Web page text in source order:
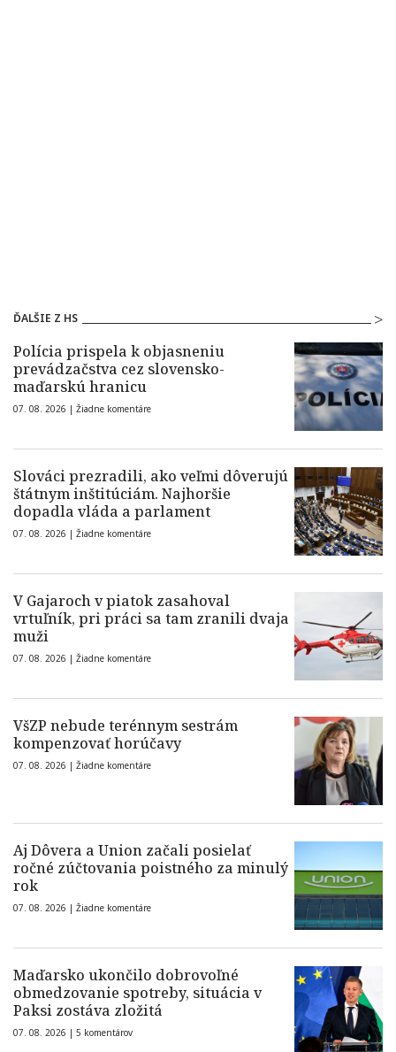
ĎALŠIE Z HS
Polícia prispela k objasneniu
prevádzačstva cez slovensko-
maďarskú hranicu
07. 08. 2026 | Žiadne komentáre
Slováci prezradili, ako veľmi dôverujú
štátnym inštitúciám. Najhoršie
dopadla vláda a parlament
07. 08. 2026 | Žiadne komentáre
V Gajaroch v piatok zasahoval
vrtuľník, pri práci sa tam zranili dvaja
muži
07. 08. 2026 | Žiadne komentáre
VšZP nebude terénnym sestrám
kompenzovať horúčavy
07. 08. 2026 | Žiadne komentáre
Aj Dôvera a Union začali posielať
ročné zúčtovania poistného za minulý
rok
07. 08. 2026 | Žiadne komentáre
Maďarsko ukončilo dobrovoľné
obmedzovanie spotreby, situácia v
Paksi zostáva zložitá
07. 08. 2026 | 5 komentárov